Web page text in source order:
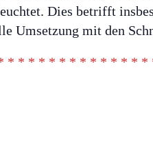
Dies betrifft
Umsetzung mit den
* * * * * * * * * * * *